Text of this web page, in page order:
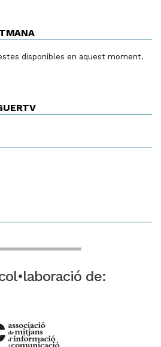
disponibles en aquest moment.
de: